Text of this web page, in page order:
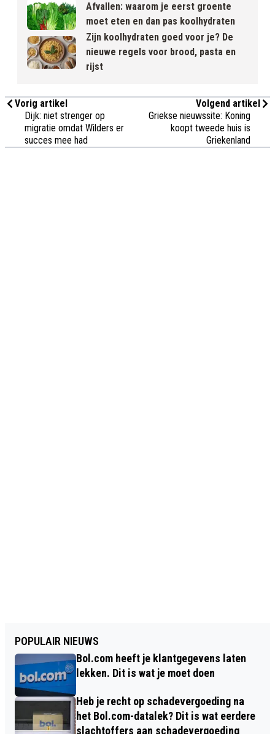
Afvallen: waarom je eerst groente
moet eten en dan pas koolhydraten
Zijn koolhydraten goed voor je? De
nieuwe regels voor brood, pasta en
rijst
Vorig artikel
Dijk: niet strenger op
migratie omdat Wilders er
succes mee had
Volgend artikel
Griekse nieuwssite: Koning
koopt tweede huis is
Griekenland
POPULAIR NIEUWS
Bol.com heeft je klantgegevens laten
lekken. Dit is wat je moet doen
Heb je recht op schadevergoeding na
het Bol.com-datalek? Dit is wat eerdere
slachtoffers aan schadevergoeding